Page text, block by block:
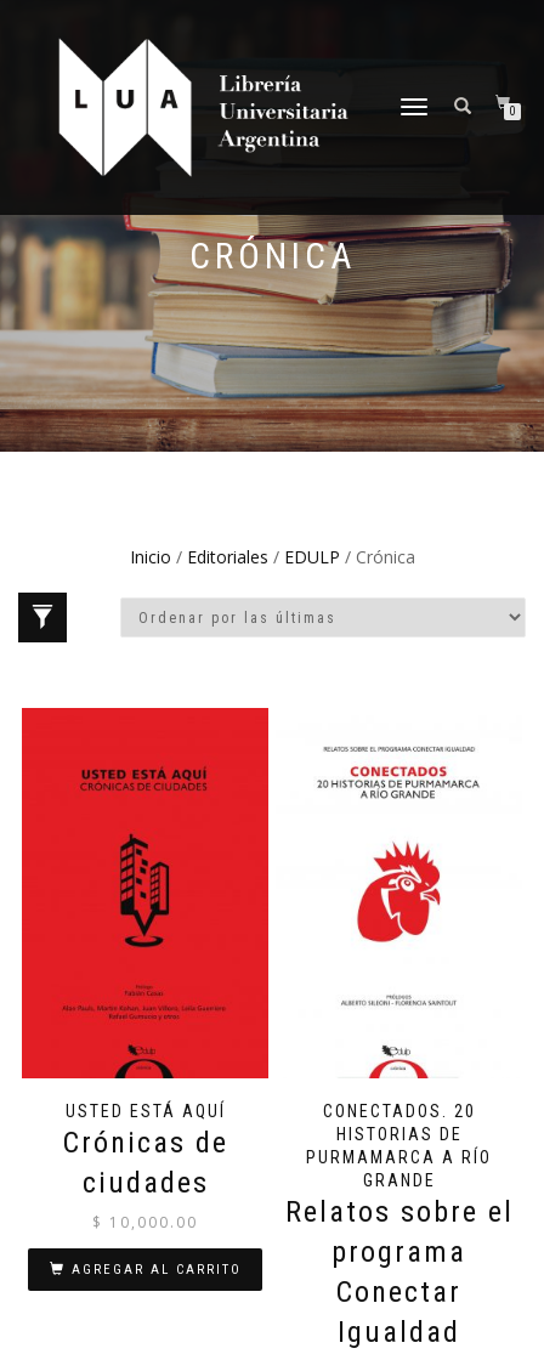
NAVEGACIÓN
0
CRÓNICA
Inicio / Editoriales / EDULP / Crónica
USTED ESTÁ AQUÍ
Crónicas de
ciudades
$ 10,000.00
AGREGAR AL CARRITO
CONECTADOS. 20
HISTORIAS DE
PURMAMARCA A RÍO
GRANDE
Relatos sobre el
programa
Conectar
Igualdad